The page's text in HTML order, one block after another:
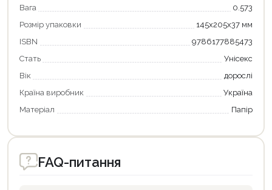
Вага
0.573
Розмір упаковки
145х205х37 мм
ISBN
9786177885473
Стать
Унісекс
Вік
дорослі
Країна виробник
Україна
Матеріал
Папір
FAQ-питання